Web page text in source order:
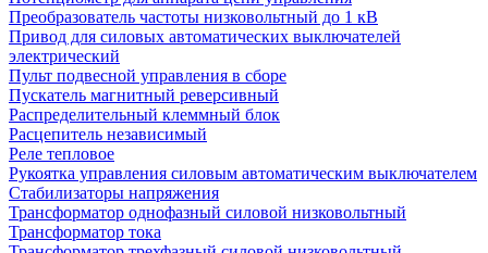
Преобразователь частоты низковольтный до 1 кВ
Привод для силовых автоматических выключателей
электрический
Пульт подвесной управления в сборе
Пускатель магнитный реверсивный
Распределительный клеммный блок
Расцепитель независимый
Реле тепловое
Рукоятка управления силовым автоматическим выключателем
Стабилизаторы напряжения
Трансформатор однофазный силовой низковольтный
Трансформатор тока